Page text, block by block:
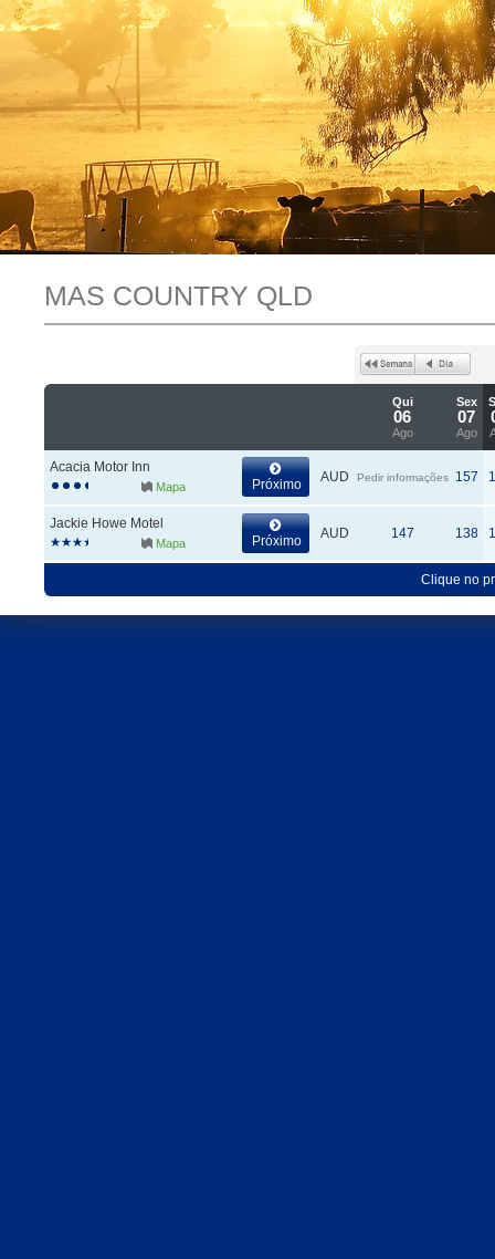
MAS COUNTRY QLD
Qui
06
Ago
Sex
07
Ago
Acacia Motor Inn
Mapa Próximo AUD Pedir informações 157
Jackie Howe Motel
Mapa Próximo AUD 147 138
Clique no